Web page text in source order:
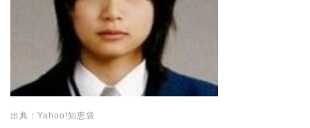
出典：Yahoo!知恵袋